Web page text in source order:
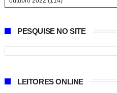
PESQUISE NO SITE
LEITORES ONLINE